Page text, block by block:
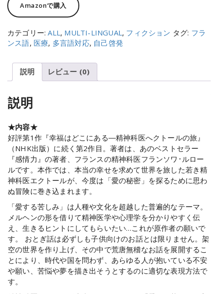
Amazonで購入
カテゴリー:ALL , MULTI-LINGUAL , フィクション タグ: フラ
ンス語, 医療, 多言語対応, 自己啓発
説明 レビュー (0)
説明
★内容★
好評第1作『幸福はどこにある―精神科医へクトールの旅』
（NHK出版）に続く第2作目。著者は、あのベストセラー
『感情力』の著者、フランスの精神科医フランソワ･ルロー
ルです。本作では、本当の幸せを求めて世界を旅した若き精
神科医エクトールが、今度は「愛の秘密」を探るために思わ
ぬ冒険に巻き込まれます。
「愛する苦しみ」は人種や文化を超越した普遍的なテーマ。
メルヘンの形を借りて精神医学や心理学を分かりやすく伝
え、生きるヒントにしてもらいたい…これが原作者の願いで
す。 おとぎ話は必ずしも子供向けのお話とは限りません。架
空の世界を作り上げ、その中で荒唐無稽なお話を展開するこ
とにより、時代や国を問わず、あらゆる人が抱いている不安
や願い、苦悩や夢を描き出そうとするのに適切な表現方法で
す。